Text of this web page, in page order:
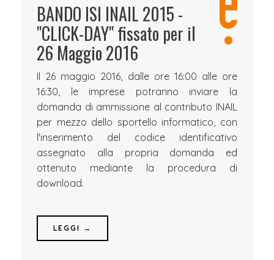
BANDO ISI INAIL 2015 -
"CLICK-DAY" fissato per il
26 Maggio 2016
Il 26 maggio 2016, dalle ore 16:00 alle ore
16:30, le imprese potranno inviare la
domanda di ammissione al contributo INAIL
per mezzo dello sportello informatico, con
l'inserimento del codice identificativo
assegnato alla propria domanda ed
ottenuto mediante la procedura di
download.
LEGGI →